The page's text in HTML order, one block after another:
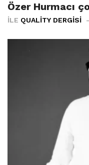
Özer Hurmacı
İLE QUALITY DERGISI